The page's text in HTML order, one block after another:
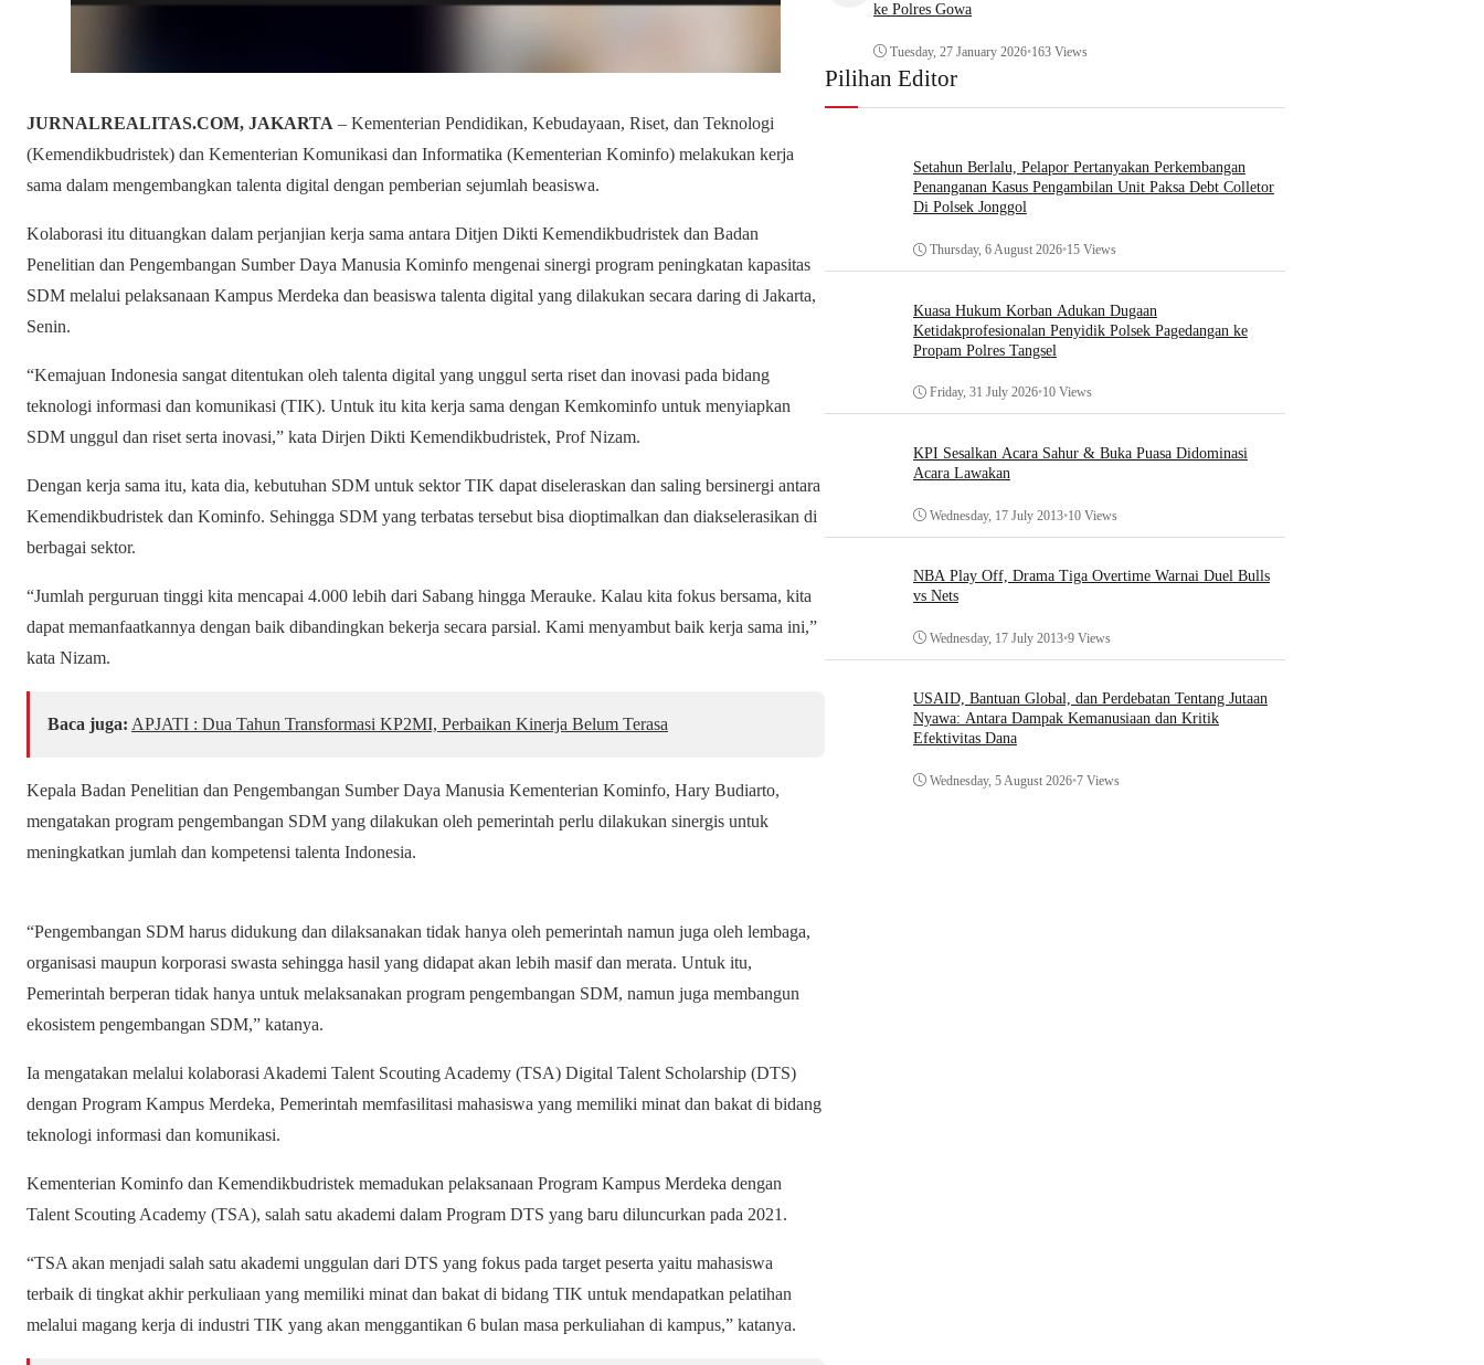
JURNALREALITAS.COM, JAKARTA – Kementerian Pendidikan, Kebudayaan, Riset, dan Teknologi
(Kemendikbudristek) dan Kementerian Komunikasi dan Informatika (Kementerian Kominfo) melakukan kerja
sama dalam mengembangkan talenta digital dengan pemberian sejumlah beasiswa.
Kolaborasi itu dituangkan dalam perjanjian kerja sama antara Ditjen Dikti Kemendikbudristek dan Badan
Penelitian dan Pengembangan Sumber Daya Manusia Kominfo mengenai sinergi program peningkatan kapasitas
SDM melalui pelaksanaan Kampus Merdeka dan beasiswa talenta digital yang dilakukan secara daring di Jakarta,
Senin.
“Kemajuan Indonesia sangat ditentukan oleh talenta digital yang unggul serta riset dan inovasi pada bidang
teknologi informasi dan komunikasi (TIK). Untuk itu kita kerja sama dengan Kemkominfo untuk menyiapkan
SDM unggul dan riset serta inovasi,” kata Dirjen Dikti Kemendikbudristek, Prof Nizam.
Dengan kerja sama itu, kata dia, kebutuhan SDM untuk sektor TIK dapat diseleraskan dan saling bersinergi antara
Kemendikbudristek dan Kominfo. Sehingga SDM yang terbatas tersebut bisa dioptimalkan dan diakselerasikan di
berbagai sektor.
“Jumlah perguruan tinggi kita mencapai 4.000 lebih dari Sabang hingga Merauke. Kalau kita fokus bersama, kita
dapat memanfaatkannya dengan baik dibandingkan bekerja secara parsial. Kami menyambut baik kerja sama ini,”
kata Nizam.
Baca juga: APJATI : Dua Tahun Transformasi KP2MI, Perbaikan Kinerja Belum Terasa
Kepala Badan Penelitian dan Pengembangan Sumber Daya Manusia Kementerian Kominfo, Hary Budiarto,
mengatakan program pengembangan SDM yang dilakukan oleh pemerintah perlu dilakukan sinergis untuk
meningkatkan jumlah dan kompetensi talenta Indonesia.
“Pengembangan SDM harus didukung dan dilaksanakan tidak hanya oleh pemerintah namun juga oleh lembaga,
organisasi maupun korporasi swasta sehingga hasil yang didapat akan lebih masif dan merata. Untuk itu,
Pemerintah berperan tidak hanya untuk melaksanakan program pengembangan SDM, namun juga membangun
ekosistem pengembangan SDM,” katanya.
Ia mengatakan melalui kolaborasi Akademi Talent Scouting Academy (TSA) Digital Talent Scholarship (DTS)
dengan Program Kampus Merdeka, Pemerintah memfasilitasi mahasiswa yang memiliki minat dan bakat di bidang
teknologi informasi dan komunikasi.
Kementerian Kominfo dan Kemendikbudristek memadukan pelaksanaan Program Kampus Merdeka dengan
Talent Scouting Academy (TSA), salah satu akademi dalam Program DTS yang baru diluncurkan pada 2021.
“TSA akan menjadi salah satu akademi unggulan dari DTS yang fokus pada target peserta yaitu mahasiswa
terbaik di tingkat akhir perkuliaan yang memiliki minat dan bakat di bidang TIK untuk mendapatkan pelatihan
melalui magang kerja di industri TIK yang akan menggantikan 6 bulan masa perkuliahan di kampus,” katanya.
ke Polres Gowa
Tuesday, 27 January 2026•163 Views
Pilihan Editor
Setahun Berlalu, Pelapor Pertanyakan Perkembangan
Penanganan Kasus Pengambilan Unit Paksa Debt Colletor
Di Polsek Jonggol
Thursday, 6 August 2026•15 Views
Kuasa Hukum Korban Adukan Dugaan
Ketidakprofesionalan Penyidik Polsek Pagedangan ke
Propam Polres Tangsel
Friday, 31 July 2026•10 Views
KPI Sesalkan Acara Sahur & Buka Puasa Didominasi
Acara Lawakan
Wednesday, 17 July 2013•10 Views
NBA Play Off, Drama Tiga Overtime Warnai Duel Bulls
vs Nets
Wednesday, 17 July 2013•9 Views
USAID, Bantuan Global, dan Perdebatan Tentang Jutaan
Nyawa: Antara Dampak Kemanusiaan dan Kritik
Efektivitas Dana
Wednesday, 5 August 2026•7 Views